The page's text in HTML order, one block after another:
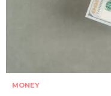
MONEY